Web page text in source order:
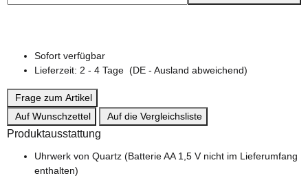
Sofort verfügbar
Lieferzeit: 2 - 4 Tage (DE - Ausland abweichend)
Frage zum Artikel
Auf Wunschzettel
Auf die Vergleichsliste
Produktausstattung
Uhrwerk von Quartz (Batterie AA 1,5 V nicht im Lieferumfang
enthalten)